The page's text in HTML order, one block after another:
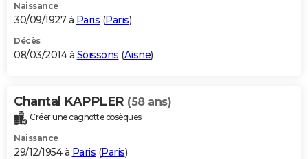
Naissance
30/09/1927 à Paris (Paris)
Décès
08/03/2014 à Soissons (Aisne)
Chantal KAPPLER (58 ans)
Créer une cagnotte obsèques
Naissance
29/12/1954 à Paris (Paris)